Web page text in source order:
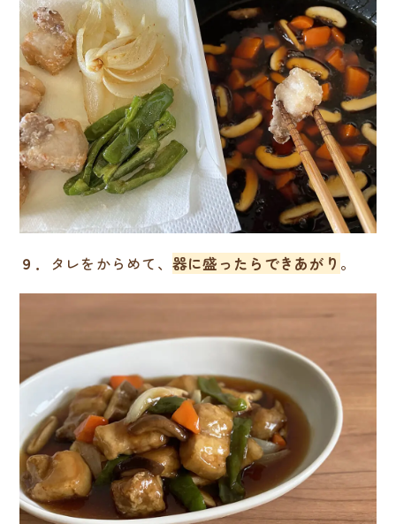
９． タレをからめて、 器に盛ったらできあがり 。